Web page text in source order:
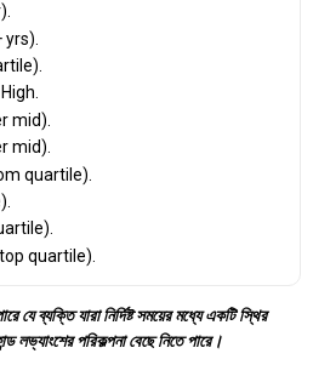
mid).
mid).
quartile).
quartile).
যে ব্যক্তি যারা নির্দিষ্ট সময়ের মধ্যে একটি স্থির
লভ্যাংশের পরিকল্পনা বেছে নিতে পারে।